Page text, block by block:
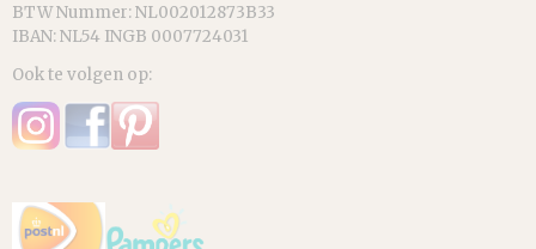
BTW Nummer: NL002012873B33
IBAN: NL54 INGB 0007724031
Ook te volgen op: